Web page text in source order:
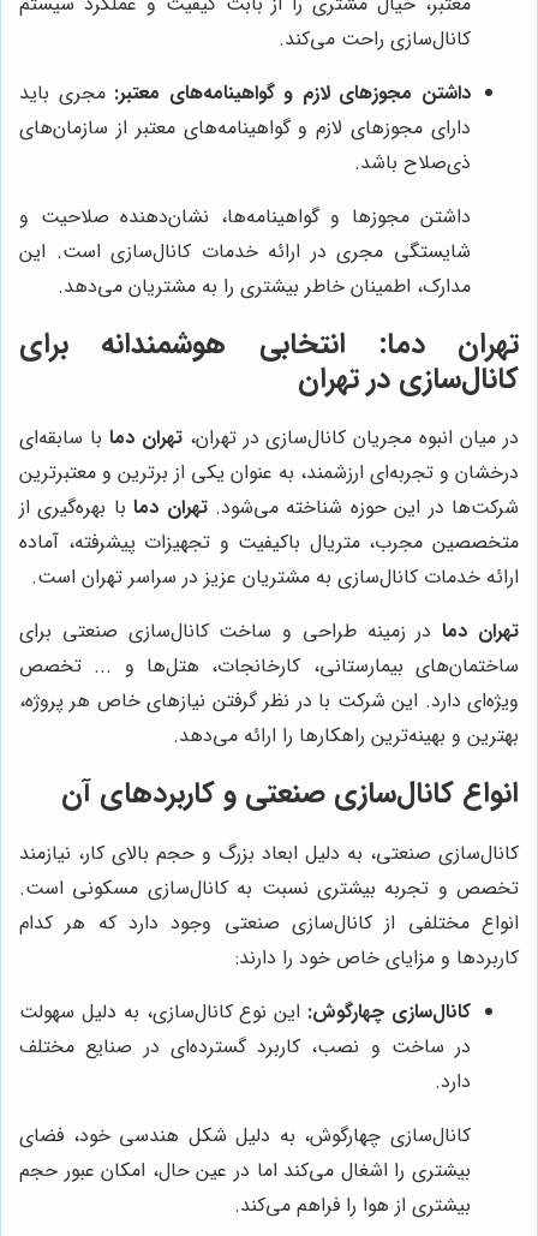
کانال‌سازی راحت می‌کند.
داشتن مجوزهای لازم و گواهینامه‌های معتبر: مجری باید
دارای مجوزهای لازم و گواهینامه‌های معتبر از سازمان‌های
ذی‌صلاح باشد.
داشتن مجوزها و گواهینامه‌ها، نشان‌دهنده صلاحیت و
شایستگی مجری در ارائه خدمات کانال‌سازی است. این
مدارک، اطمینان خاطر بیشتری را به مشتریان می‌دهد.
تهران دما: انتخابی هوشمندانه برای
کانال‌سازی در تهران
در میان انبوه مجریان کانال‌سازی در تهران،تهران دما با سابقه‌ای
درخشان و تجربه‌ای ارزشمند، به عنوان یکی از برترین و معتبرترین
شرکت‌ها در این حوزه شناخته می‌شود.تهران دمابا بهره‌گیری از
متخصصین مجرب، متریال باکیفیت و تجهیزات پیشرفته، آماده
ارائه خدمات کانال‌سازی به مشتریان عزیز در سراسر تهران است.
تهران دمادر زمینه طراحی و ساخت کانال‌سازی صنعتی برای
ساختمان‌های بیمارستانی، کارخانجات، هتل‌ها و ... تخصص
ویژه‌ای دارد. این شرکت با در نظر گرفتن نیازهای خاص هر پروژه،
بهترین و بهینه‌ترین راهکارها را ارائه می‌دهد.
انواع کانال‌سازی صنعتی و کاربردهای آن
کانال‌سازی صنعتی، به دلیل ابعاد بزرگ و حجم بالای کار، نیازمند
تخصص و تجربه بیشتری نسبت به کانال‌سازی مسکونی است.
انواع مختلفی از کانال‌سازی صنعتی وجود دارد که هر کدام
کاربردها و مزایای خاص خود را دارند:
کانال‌سازی چهارگوش: این نوع کانال‌سازی، به دلیل سهولت
در ساخت و نصب، کاربرد گسترده‌ای در صنایع مختلف
دارد.
کانال‌سازی چهارگوش، به دلیل شکل هندسی خود، فضای
بیشتری را اشغال می‌کند اما در عین حال، امکان عبور حجم
بیشتری از هوا را فراهم می‌کند.